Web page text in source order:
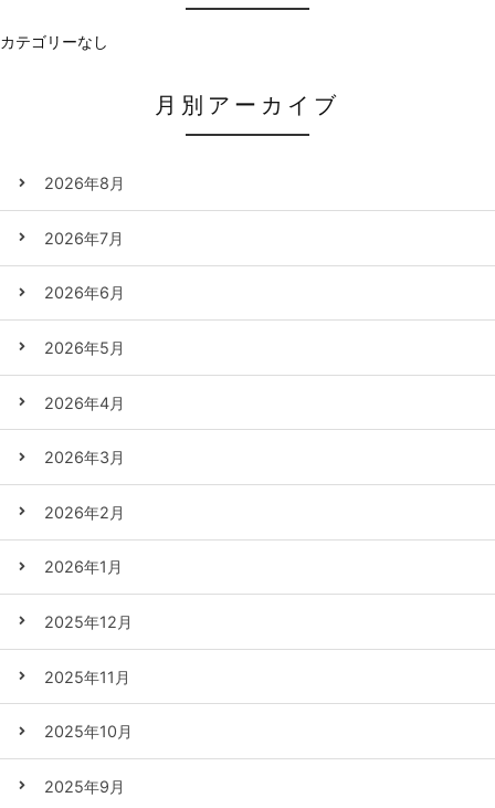
カテゴリーなし
月別アーカイブ
2026年8月
2026年7月
2026年6月
2026年5月
2026年4月
2026年3月
2026年2月
2026年1月
2025年12月
2025年11月
2025年10月
2025年9月